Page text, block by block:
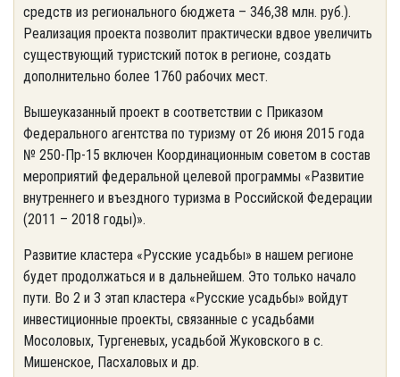
средств из регионального бюджета – 346,38 млн. руб.).
Реализация проекта позволит практически вдвое увеличить
существующий туристский поток в регионе, создать
дополнительно более 1760 рабочих мест.
Вышеуказанный проект в соответствии с Приказом
Федерального агентства по туризму от 26 июня 2015 года
№ 250-Пр-15 включен Координационным советом в состав
мероприятий федеральной целевой программы «Развитие
внутреннего и въездного туризма в Российской Федерации
(2011 – 2018 годы)».
Развитие кластера «Русские усадьбы» в нашем регионе
будет продолжаться и в дальнейшем. Это только начало
пути. Во 2 и 3 этап кластера «Русские усадьбы» войдут
инвестиционные проекты, связанные с усадьбами
Мосоловых, Тургеневых, усадьбой Жуковского в с.
Мишенское, Пасхаловых и др.